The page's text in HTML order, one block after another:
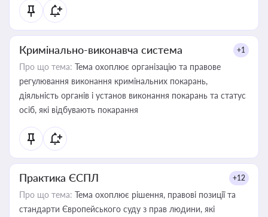
Кримінально-виконавча система +1
Про що тема: Тема охоплює організацію та правове
регулювання виконання кримінальних покарань,
діяльність органів і установ виконання покарань та статус
осіб, які відбувають покарання
Практика ЄСПЛ +12
Про що тема: Тема охоплює рішення, правові позиції та
стандарти Європейського суду з прав людини, які